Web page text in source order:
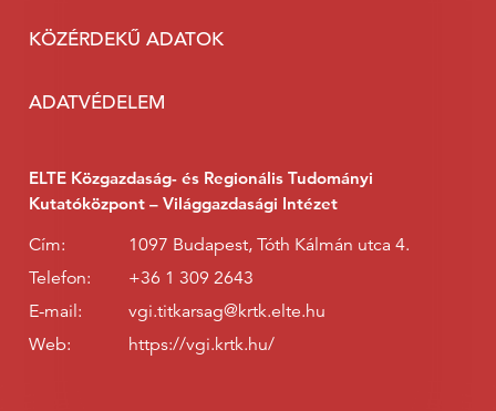
KÖZÉRDEKŰ ADATOK
ADATVÉDELEM
ELTE Közgazdaság- és Regionális Tudományi
Kutatóközpont – Világgazdasági Intézet
Cím:
1097 Budapest, Tóth Kálmán utca 4.
Telefon:
+36 1 309 2643
E-mail:
vgi.titkarsag@krtk.elte.hu
Web:
https://vgi.krtk.hu/